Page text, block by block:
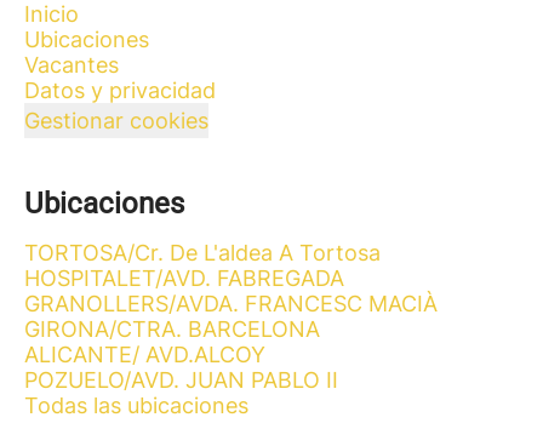
Inicio
Ubicaciones
Vacantes
Datos y privacidad
Gestionar cookies
Ubicaciones
TORTOSA/Cr. De L'aldea A Tortosa
HOSPITALET/AVD. FABREGADA
GRANOLLERS/AVDA. FRANCESC MACIÀ
GIRONA/CTRA. BARCELONA
ALICANTE/ AVD.ALCOY
POZUELO/AVD. JUAN PABLO II
Todas las ubicaciones